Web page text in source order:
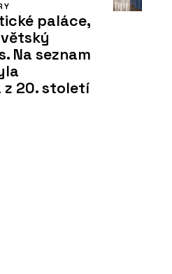
paláce,
Na seznam
20. století